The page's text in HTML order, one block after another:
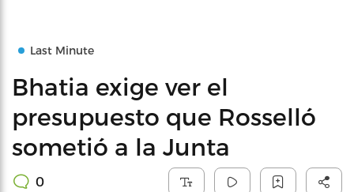
Last Minute
Bhatia exige ver el
presupuesto que Rosselló
sometió a la Junta
0